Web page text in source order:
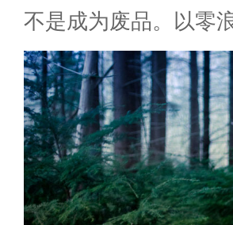
不是成为废品。以零